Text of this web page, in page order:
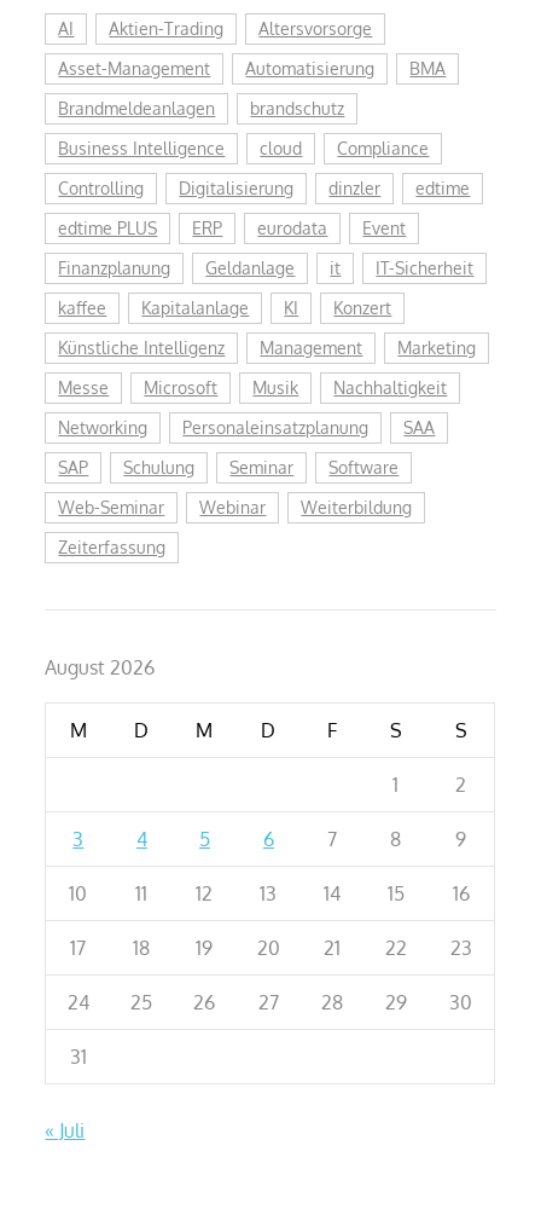
AI Aktien-Trading
Altersvorsorge
Asset-Management
Automatisierung
BMA
Brandmeldeanlagen
brandschutz
Business Intelligence
cloud
Compliance
Controlling
Digitalisierung dinzler
edtime
edtime PLUS
ERP eurodata
Event
Finanzplanung
Geldanlage it
IT-Sicherheit
kaffee
Kapitalanlage KI
Konzert
Künstliche Intelligenz
Management
Marketing
Messe
Microsoft Musik
Nachhaltigkeit
Networking
Personaleinsatzplanung
SAA
SAP
Schulung Seminar
Software
Web-Seminar
Webinar
Weiterbildung
Zeiterfassung
August 2026
M D M D F S S
1 2
3 4 5 6 7 8 9
10 11 12 13 14 15 16
17 18 19 20 21 22 23
24 25 26 27 28 29 30
31
« Juli